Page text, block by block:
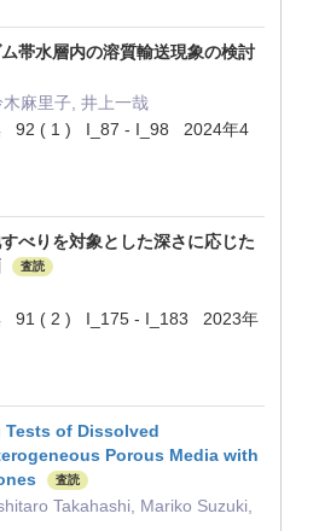
帯水層内の溶質輸送現象の検討
麻里子, 井上一哉
92 ( 1 ) I_87 - I_98 2024年4
べりを対象とした深さに応じた
査読
91 ( 2 ) I_175 - I_183 2023年
of Dissolved
Porous Media with
査読
Takahashi, Mariko Suzuki,